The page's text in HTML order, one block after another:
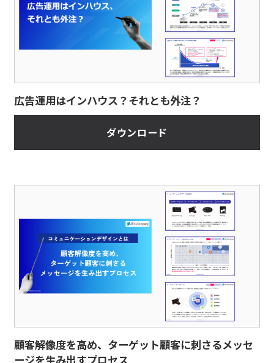
広告運用はインハウス？それとも外注？
ダウンロード
顧客解像度を高め、ターゲット顧客に刺さるメッセ
ージを生み出すプロセス